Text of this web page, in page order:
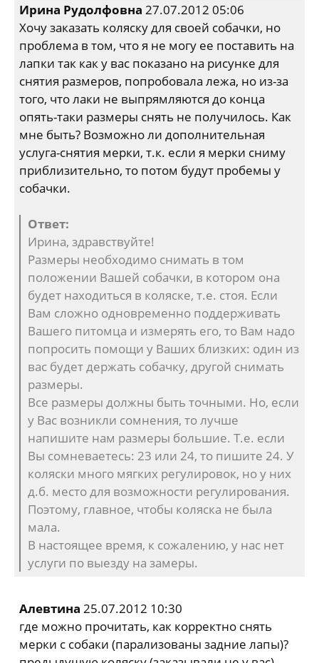
Ирина Рудолфовна 27.07.2012 05:06
Хочу заказать коляску для своей собачки, но
проблема в том, что я не могу ее поставить на
лапки так как у вас показано на рисунке для
снятия размеров, попробовала лежа, но из-за
того, что лаки не выпрямляются до конца
опять-таки размеры снять не получилось. Как
мне быть? Возможно ли дополнительная
услуга-снятия мерки, т.к. если я мерки сниму
приблизительно, то потом будут пробемы у
собачки.
Ответ:
Ирина, здравствуйте!
Размеры необходимо снимать в том
положении Вашей собачки, в котором она
будет находиться в коляске, т.е. стоя. Если
Вам сложно одновременно поддерживать
Вашего питомца и измерять его, то Вам надо
попросить помощи у Ваших близких: один из
вас будет держать собачку, другой снимать
размеры.
Все размеры должны быть точными. Но, если
у Вас возникли сомнения, то лучше
напишите нам размеры большие. Т.е. если
Вы сомневаетесь: 23 или 24, то пишите 24. У
коляски много мягких регулировок, но у них
д.б. место для возможности регулирования.
Поэтому, главное, чтобы коляска не была
мала.
В настоящее время, к сожалению, у нас нет
услуги по выезду на замеры.
Алевтина 25.07.2012 10:30
где можно прочитать, как корректно снять
мерки с собаки (парализованы задние лапы)?